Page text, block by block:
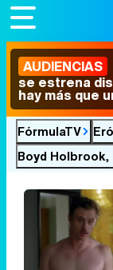
AUDIENCIAS
se estrena
hay más que
FórmulaTV
Boyd